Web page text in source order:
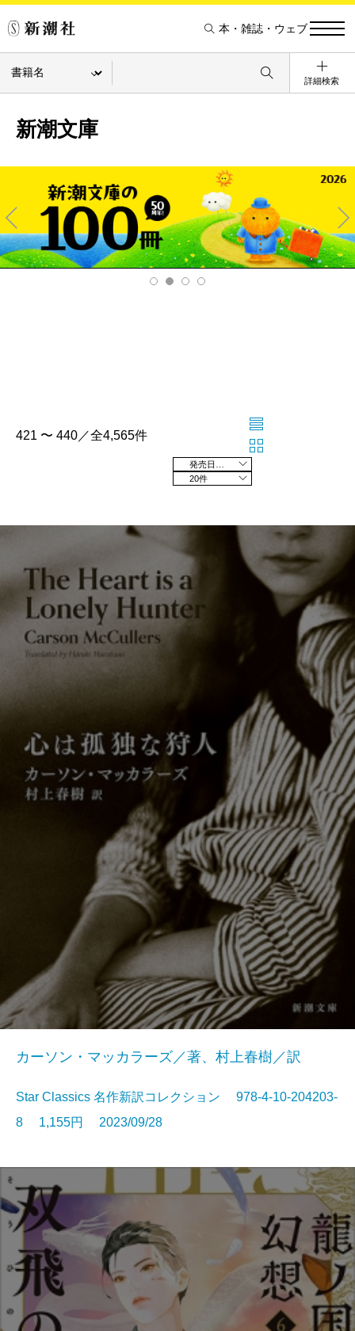
本・雑誌・ウェブ
詳細検索
新潮文庫
Pre
v
Ne
xt
421 〜 440／全4,565件
20件
カーソン・マッカラーズ／著、村上春樹／訳
Star Classics 名作新訳コレクション 978-4-10-204203-
8 1,155円 2023/09/28